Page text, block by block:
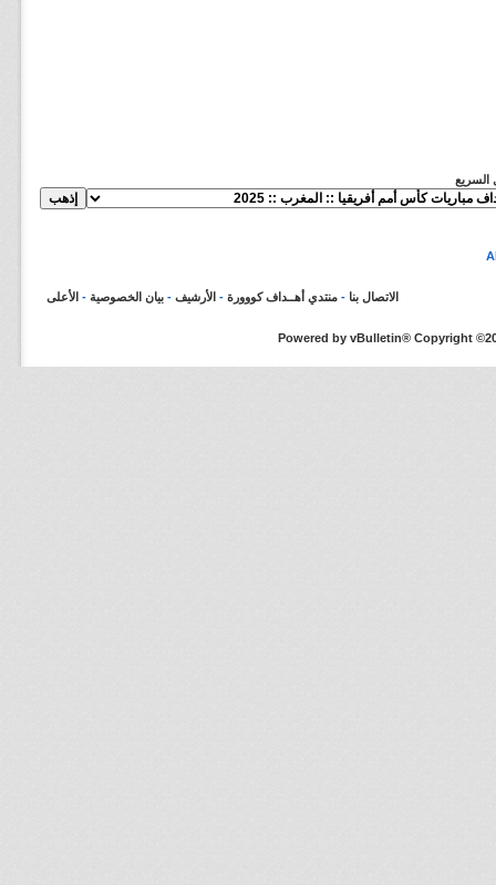
السريع
الاتصال بنا - منتدي أهــداف كووورة - الأرشيف - بيان الخصوصية - الأعلى
Powered by vBulletin® Copyright